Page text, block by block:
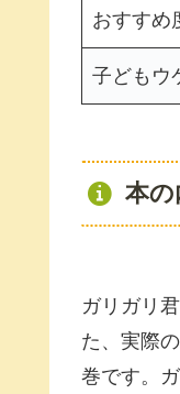
おすすめ
子どもウ
本の
ガリガリ
た、実際
巻です。